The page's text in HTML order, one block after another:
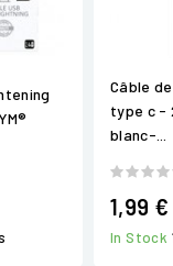
Câble
type c -
blanc-...
1,99 €
In Stock